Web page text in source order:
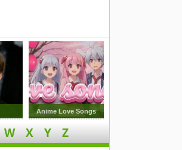
Anime Love Songs
W X Y Z